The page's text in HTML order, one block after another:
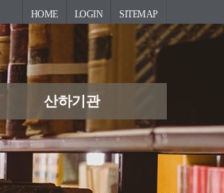
HOME LOGIN SITEMAP
산하기관